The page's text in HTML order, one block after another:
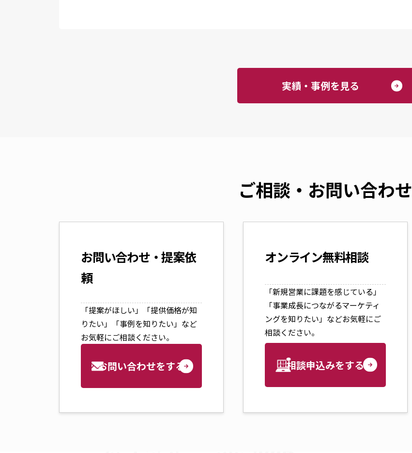
実績・事例を見る
ご相談・お問い合わせ
お問い合わせ・提案依
頼
「提案がほしい」「提供価格が知
りたい」「事例を知りたい」など
お気軽にご相談ください。
お問い合わせをする
オンライン無料相談
「新規営業に課題を感じている」
「事業成長につながるマーケティ
ングを知りたい」などお気軽にご
相談ください。
相談申込みをする